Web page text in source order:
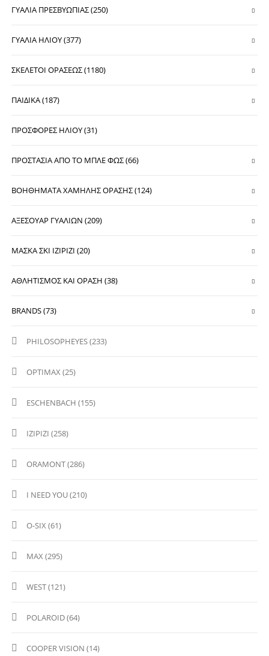
ΓΥΑΛΙΑ ΠΡΕΣΒΥΩΠΙΑΣ (250)
ΓΥΑΛΙΑ ΗΛΙΟΥ (377)
ΣΚΕΛΕΤΟΙ ΟΡΑΣΕΩΣ (1180)
ΠΑΙΔΙΚΑ (187)
ΠΡΟΣΦΟΡΕΣ ΗΛΙΟΥ (31)
ΠΡΟΣΤΑΣΙΑ ΑΠΟ ΤΟ ΜΠΛΕ ΦΩΣ (66)
ΒΟΗΘΗΜΑΤΑ ΧΑΜΗΛΗΣ ΟΡΑΣΗΣ (124)
ΑΞΕΣΟΥΑΡ ΓΥΑΛΙΩΝ (209)
ΜΑΣΚΑ ΣΚΙ IZIPIZI (20)
ΑΘΛΗΤΙΣΜΟΣ ΚΑΙ ΟΡΑΣΗ (38)
BRANDS (73)
PHILOSOPHEYES (233)
OPTIMAX (25)
ESCHENBACH (155)
IZIPIZI (258)
ORAMONT (286)
I NEED YOU (210)
O-SIX (61)
MAX (295)
WEST (121)
POLAROID (64)
COOPER VISION (14)